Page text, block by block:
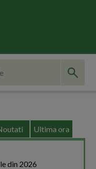
Ultima ora
din 2026